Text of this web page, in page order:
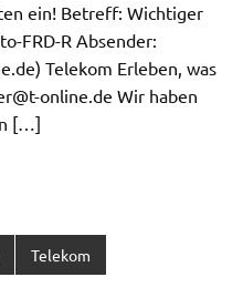
ein! Betreff: Wichtiger
FRD-R Absender:
) Telekom Erleben, was
online.de Wir haben
[…]
Telekom